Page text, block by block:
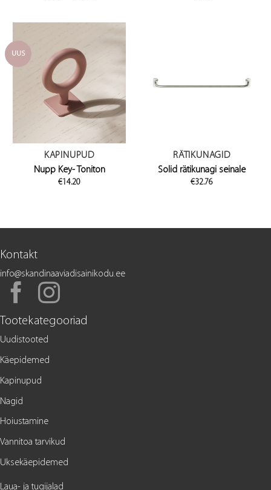
UUS
KAPINUPUD
Nupp Key- Toniton
€ 14.20
RÄTIKUNAGID
Solid rätikunagi seinale
€32.76
Kontakt
info@skandinaaviadisainikodu.ee
Tootekategooriad
Uudistooted
Käepidemed
Kapinupud
Nagid
Hoiustamine
Vannitoa tarvikud
Uksekäepidemed
Laua- ja tugijalad